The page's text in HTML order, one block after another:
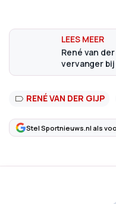
René van
vervanger
RENÉ VAN DER GIJP
Stel Sportnieuws.nl als